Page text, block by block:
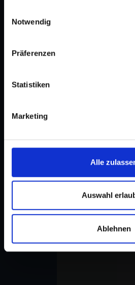
Notwendig
Präferenzen
Statistiken
Marketing
Alle
Auswahl
Ablehnen